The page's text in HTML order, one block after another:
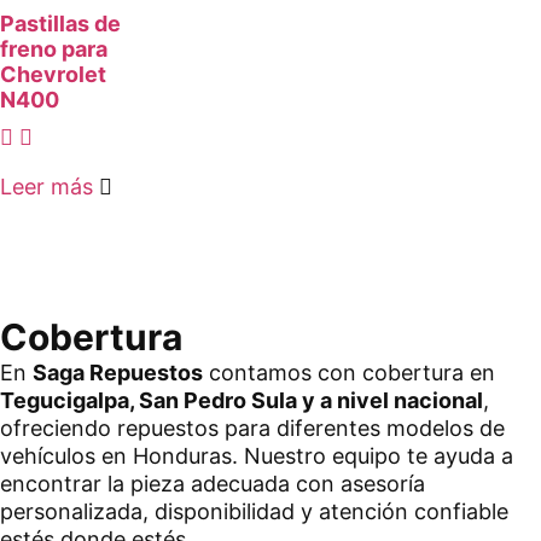
Pastillas de
freno para
Chevrolet
N400
Leer más
Cobertura
En Saga Repuestos contamos con cobertura en
Tegucigalpa, San Pedro Sula y a nivel nacional,
ofreciendo repuestos para diferentes modelos de
vehículos en Honduras. Nuestro equipo te ayuda a
encontrar la pieza adecuada con asesoría
personalizada, disponibilidad y atención confiable